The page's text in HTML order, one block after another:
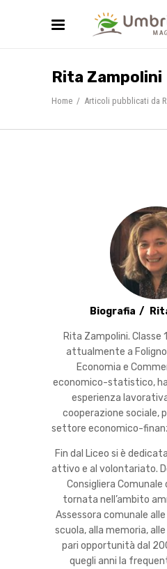
Rita Zampolini
Home / Articoli pubblicati da
Biografia
Rita Zampolini. Classe
attualmente a
Economia e
economico-statistico,
esperienza
cooperazione sociale,
settore economico-
Fin dal Liceo si è
attivo e al volontariato.
Consigliera Comunale
tornata nell’ambito
Assessora comunale
scuola, alla memoria,
pari opportunità dal
quegli anni la